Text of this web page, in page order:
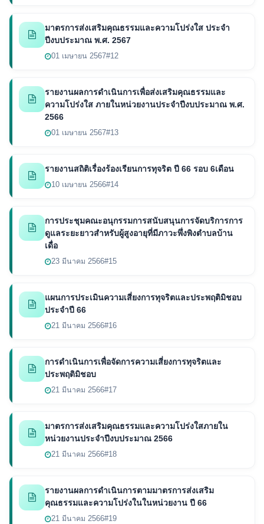
มาตรการส่งเสริมคุณธรรมและความโปร่งใส ประจำ
ปีงบประมาณ พ.ศ. 2567
01 เมษายน 2567#12
รายงานผลการดำเนินการเพื่อส่งเสริมคุณธรรมและ
ความโปร่งใส ภายในหน่วยงานประจำปีงบประมาณ พ.ศ.
2566
01 เมษายน 2567#13
รายงานสถิติเรื่องร้องเรียนการทุจริต ปี 66 รอบ 6เดือน
10 เมษายน 2566#14
การประชุมคณะอนุกรรมการสนับสนุนการจัดบริการการ
ดูแลระยะยาวสำหรับผู้สูงอายุที่มีภาวะพึ่งพิงตำบลบ้าน
เดื่อ
23 มีนาคม 2566#15
แผนการประเมินความเสี่ยงการทุจริตและประพฤติมิชอบ
ประจำปี 66
21 มีนาคม 2566#16
การดำเนินการเพื่อจัดการความเสี่ยงการทุจริตและ
ประพฤติมิชอบ
21 มีนาคม 2566#17
มาตรการส่งเสริมคุณธรรมและความโปร่งใสภายใน
หน่วยงานประจำปีงบประมาณ 2566
21 มีนาคม 2566#18
รายงานผลการดำเนินการตามมาตรการส่งเสริม
คุณธรรมและความโปร่งในในหน่วยงาน ปี 66
21 มีนาคม 2566#19